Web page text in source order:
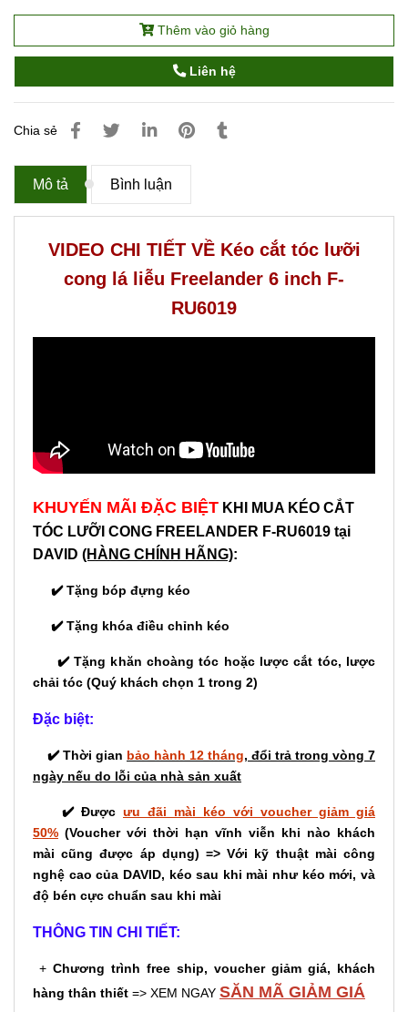
Thêm vào giỏ hàng
Liên hệ
Chia sẻ
Mô tả Bình luận
VIDEO CHI TIẾT VỀ Kéo cắt tóc lưỡi
cong lá liễu Freelander 6 inch F-
RU6019
KHUYẾN MÃI ĐẶC BIỆT KHI MUA KÉO CẮT
TÓC LƯỠI CONG FREELANDER F-RU6019 tại
DAVID (HÀNG CHÍNH HÃNG):
✔️ Tặng bóp đựng kéo
✔️ Tặng khóa điều chỉnh kéo
✔️ Tặng khăn choàng tóc hoặc lược cắt tóc, lược
chải tóc (Quý khách chọn 1 trong 2)
Đặc biệt:
✔️ Thời gian bảo hành 12 tháng, đổi trả trong vòng 7
ngày nếu do lỗi của nhà sản xuất
✔️ Được ưu đãi mài kéo với voucher giảm giá
50% (Voucher với thời hạn vĩnh viễn khi nào khách
mài cũng được áp dụng) => Với kỹ thuật mài công
nghệ cao của DAVID, kéo sau khi mài như kéo mới, và
độ bén cực chuẩn sau khi mài
THÔNG TIN CHI TIẾT:
+ Chương trình free ship, voucher giảm giá, khách
hàng thân thiết => XEM NGAY SĂN MÃ GIẢM GIÁ